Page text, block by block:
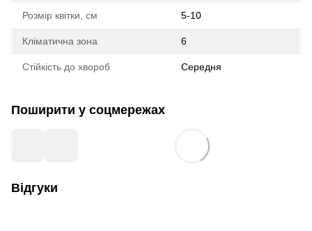
Розмір квітки, см 5-10
Кліматична зона 6
Стійкість до хвороб Середня
Поширити у соцмережах
Відгуки